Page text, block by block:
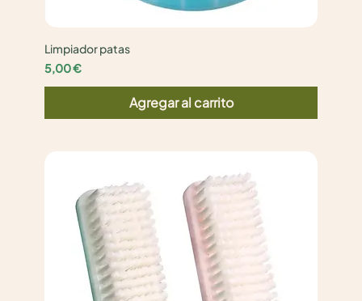
Limpiador patas
Precio
5,00 €
Agregar al carrito